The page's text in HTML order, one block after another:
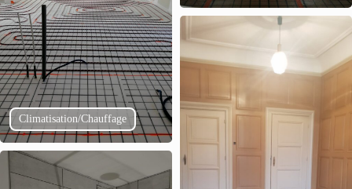
Climatisation/Chauffage